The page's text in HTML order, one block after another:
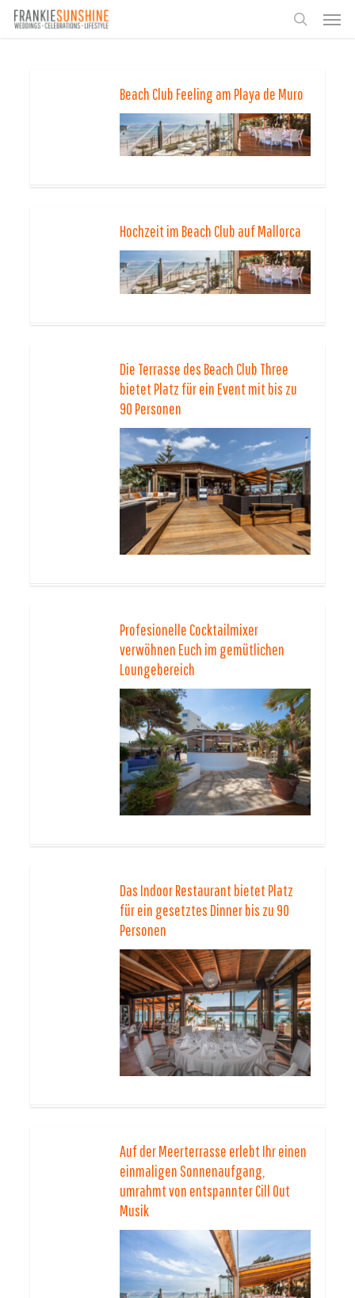
Skip
Beach Club Feeling am Playa de Muro
Hochzeit im Beach Club auf Mallorca
Die Terrasse des Beach Club Three
bietet Platz für ein Event mit bis zu
90 Personen
Profesionelle Cocktailmixer
verwöhnen Euch im gemütlichen
Loungebereich
Das Indoor Restaurant bietet Platz
für ein gesetztes Dinner bis zu 90
Personen
Auf der Meerterrasse erlebt Ihr einen
einmaligen Sonnenaufgang,
umrahmt von entspannter Cill Out
Musik